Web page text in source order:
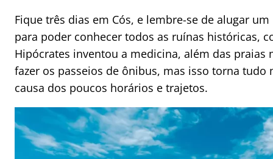
Fique três dias em Cós, e lembre-se de alugar
para poder conhecer todos as ruínas históricas,
Hipócrates inventou a medicina, além das praias
fazer os passeios de ônibus, mas isso torna
causa dos poucos horários e trajetos.